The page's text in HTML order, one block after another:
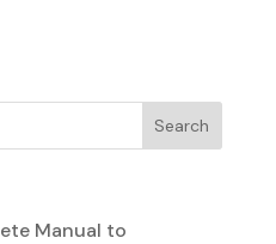
Search
Manual to